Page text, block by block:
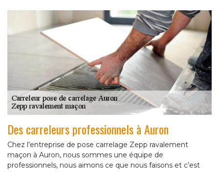
Des carreleurs professionnels à Auron
Chez l’entreprise de pose carrelage Zepp ravalement
maçon à Auron, nous sommes une équipe de
professionnels, nous aimons ce que nous faisons et c’est